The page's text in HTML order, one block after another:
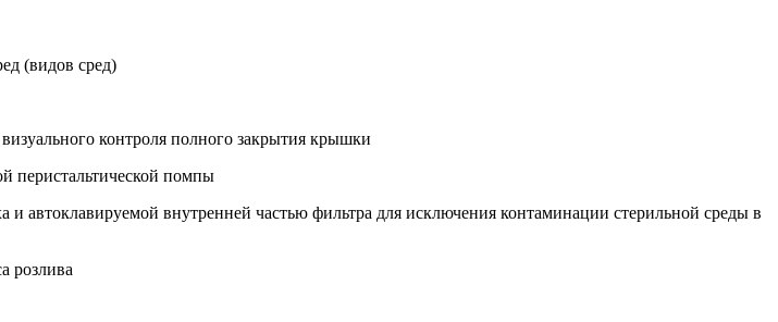
(видов сред)
контроля полного закрытия крышки
перистальтической помпы
автоклавируемой внутренней частью фильтра для исключения контаминации стерильной среды в
розлива